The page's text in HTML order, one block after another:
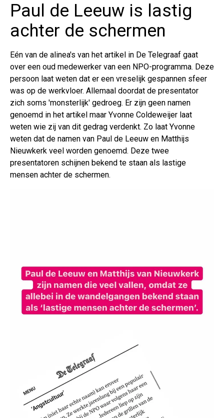
Paul de Leeuw is lastig
achter de schermen
Eén van de alinea's van het artikel in De Telegraaf gaat
over een oud medewerker van een NPO-programma. Deze
persoon laat weten dat er een vreselijk gespannen sfeer
was op de werkvloer. Allemaal doordat de presentator
zich soms 'monsterlijk' gedroeg. Er zijn geen namen
genoemd in het artikel maar Yvonne Coldeweijer laat
weten wie zij van dit gedrag verdenkt. Zo laat Yvonne
weten dat de namen van Paul de Leeuw en Matthijs
Nieuwkerk veel worden genoemd. Deze twee
presentatoren schijnen bekend te staan als lastige
mensen achter de schermen.